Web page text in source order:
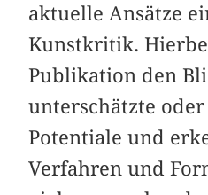
aktuelle Ansätze
Kunstkritik.
Publikation den
unterschätzte
Potentiale und
Verfahren und